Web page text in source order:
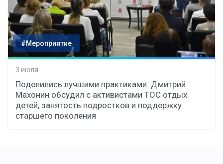
#Мероприятие
3 июля
Поделились лучшими практиками. Дмитрий
Махонин обсудил с активистами ТОС отдых
детей, занятость подростков и поддержку
старшего поколения